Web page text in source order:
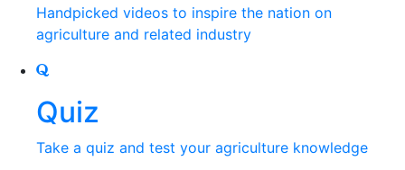
Handpicked videos to inspire the nation on
agriculture and related industry
Quiz
Take a quiz and test your agriculture knowledge